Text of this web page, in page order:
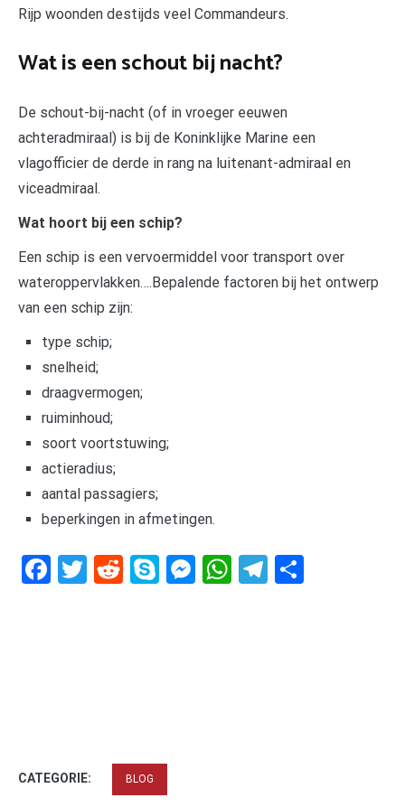
Rijp woonden destijds veel Commandeurs.
Wat is een schout bij nacht?
De schout-bij-nacht (of in vroeger eeuwen
achteradmiraal) is bij de Koninklijke Marine een
vlagofficier de derde in rang na luitenant-admiraal en
viceadmiraal.
Wat hoort bij een schip?
Een schip is een vervoermiddel voor transport over
wateroppervlakken….Bepalende factoren bij het ontwerp
van een schip zijn:
type schip;
snelheid;
draagvermogen;
ruiminhoud;
soort voortstuwing;
actieradius;
aantal passagiers;
beperkingen in afmetingen.
Facebook
Twitter
RedditSkypeMessenger
WhatsApp
Telegram
CATEGORIE: BLOG